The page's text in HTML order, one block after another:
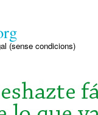
(sense condicions)